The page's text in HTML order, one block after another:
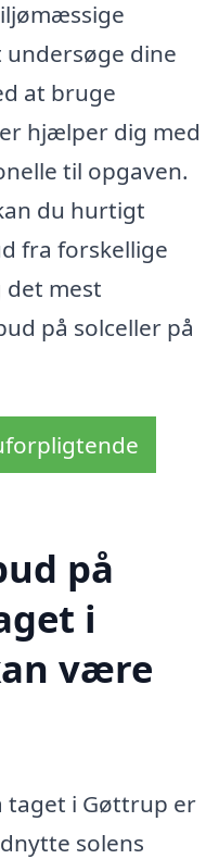
dine
at bruge
hjælper dig med
til opgaven.
du hurtigt
fra forskellige
det mest
på solceller på
på
i
være
taget i Gøttrup er
solens